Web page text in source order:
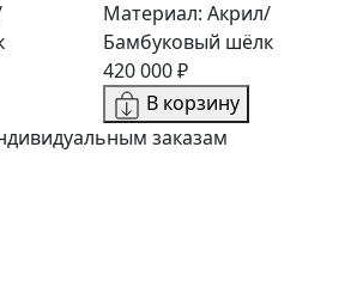
Материал: Акрил/
Бамбуковый шёлк
420 000 ₽
В корзину
заказам